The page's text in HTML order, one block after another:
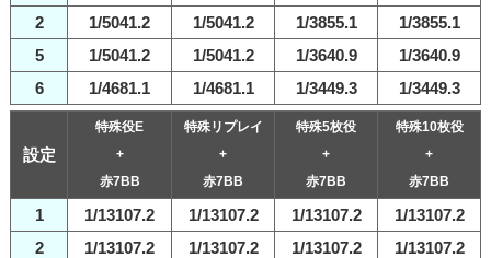
2
1/5041.2 1/5041.2 1/3855.1
1/3855.1
5
1/5041.2 1/5041.2 1/3640.9
1/3640.9
6
1/4681.1 1/4681.1 1/3449.3 1/3449.3
設定
特殊役E
+
赤7BB
特殊リプレイ
+
赤7BB
特殊5枚役
+
赤7BB
特殊10枚役
+
赤7BB
1 1/13107.2 1/13107.2 1/13107.2
1/13107.2
2
1/13107.2 1/13107.2 1/13107.2
1/13107.2